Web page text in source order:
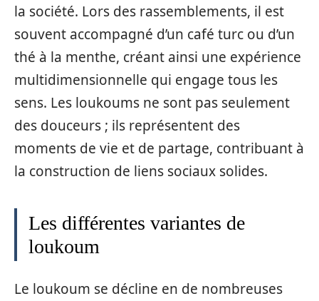
la société. Lors des rassemblements, il est
souvent accompagné d’un café turc ou d’un
thé à la menthe, créant ainsi une expérience
multidimensionnelle qui engage tous les
sens. Les loukoums ne sont pas seulement
des douceurs ; ils représentent des
moments de vie et de partage, contribuant à
la construction de liens sociaux solides.
Les différentes variantes de
loukoum
Le loukoum se décline en de nombreuses